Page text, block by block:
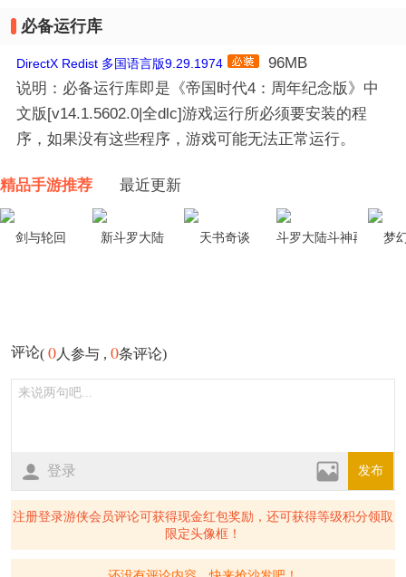
必备运行库
DirectX Redist 多国语言版9.29.1974
96MB
说明：必备运行库即是《帝国时代4：周年纪念版》中
文版[v14.1.5602.0|全dlc]游戏运行所必须要安装的程
序，如果没有这些程序，游戏可能无法正常运行。
精品手游推荐 最近更新
剑与轮回 新斗罗大陆 天书奇谈 斗罗大陆斗神再临 梦
评论( 0人参与 , 0条评论)
登录 发布
注册登录游侠会员评论可获得现金红包奖励，还可获得等级积分领取
限定头像框！